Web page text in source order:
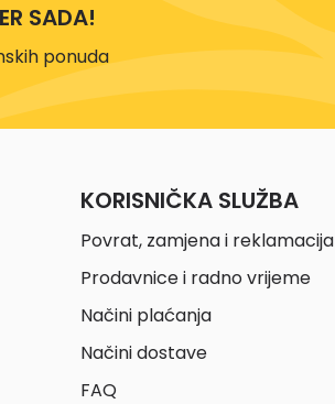
SADA!
ponuda
KORISNIČKA SLUŽBA
Povrat, zamjena i reklamacija
Prodavnice i radno vrijeme
Načini plaćanja
Načini dostave
FAQ